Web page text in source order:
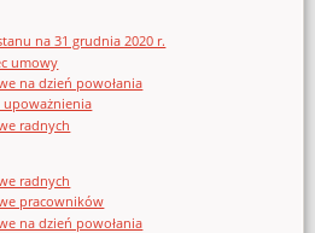
na 31 grudnia 2020 r.
umowy
na dzień powołania
upoważnienia
radnych
radnych
pracowników
na dzień powołania